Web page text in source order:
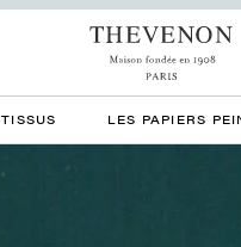
LES PAPIERS